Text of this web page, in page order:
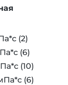
(2)
(6)
(10)
(6)